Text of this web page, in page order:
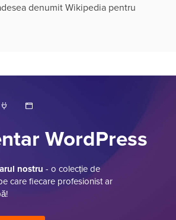
denumit Wikipedia pentru
WordPress
nostru - o colecție de
care fiecare profesionist ar